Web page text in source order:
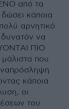
από τα
κάποια
αρνητικό
δυνατόν να
ΠΙΟ
που
κάποια
οι
του